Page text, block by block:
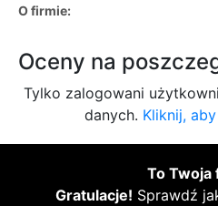
O firmie:
Oceny na
Tylko zalogowani
danych. Kliknij,
To Twoja
Gratulacje! Sprawdź